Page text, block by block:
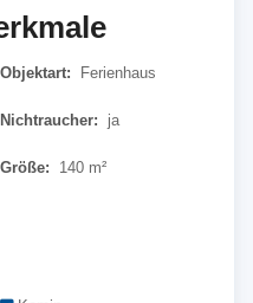
Objektart: Ferienhaus
Nichtraucher: ja
Größe: 140 m²